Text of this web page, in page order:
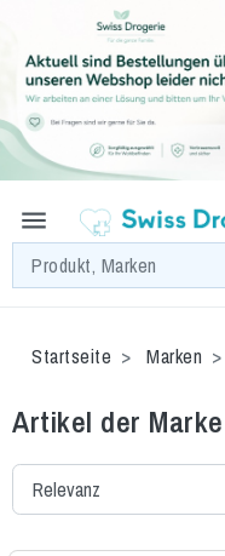
menu
Produkt, Marken
Startseite Marken
Artikel der